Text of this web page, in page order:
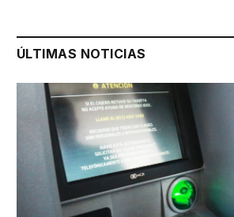
ÚLTIMAS NOTICIAS